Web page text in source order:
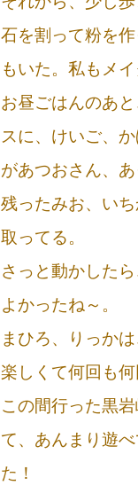
石を割って粉を
もいた。私もメ
お昼ごはんのあ
スに、けいご、
があつおさん、
残ったみお、い
取ってる。
さっと動かした
よかったね～。
まひろ、りっか
楽しくて何回も
この間行った黒
て、あんまり遊
た！